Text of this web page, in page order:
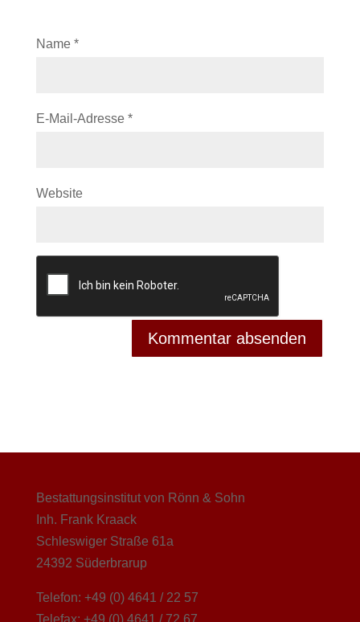
Name *
E-Mail-Adresse *
Website
Bestattungsinstitut von Rönn & Sohn
Inh. Frank Kraack
Schleswiger Straße 61a
24392 Süderbrarup
Telefon: +49 (0) 4641 / 22 57
Telefax: +49 (0) 4641 / 72 67